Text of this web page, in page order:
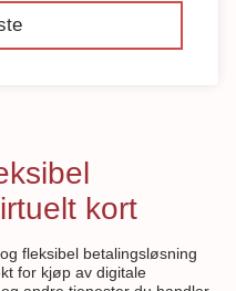
kort
fleksibel betalingsløsning
for kjøp av digitale